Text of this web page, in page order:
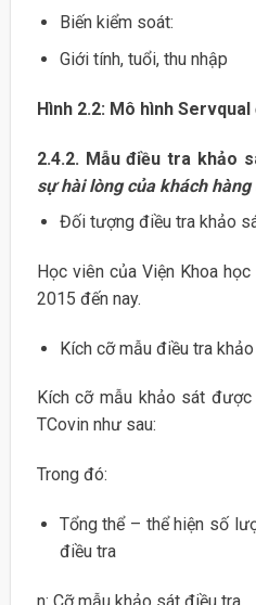
Biến kiểm soát:
Giới tính, tuổi, thu nhập
Hình 2.2: Mô hình
2.4.2. Mẫu điều tra khảo
sự hài lòng của khách
Đối tượng điều tra khảo
Học viên của Viện Khoa
2015 đến nay.
Kích cỡ mẫu điều tra
Kích cỡ mẫu khảo sát
TCovin như sau:
Trong đó:
Tổng thể – thể hiện số
điều tra